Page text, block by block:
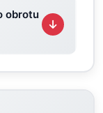
obrotu